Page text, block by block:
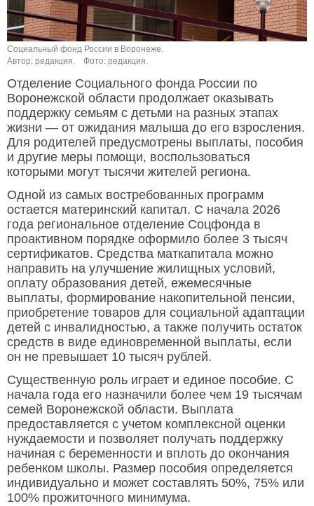
Социальный фонд России в Воронеже.
Автор: редакция.
Фото: редакция.
Отделение Социального фонда России по
Воронежской области продолжает оказывать
поддержку семьям с детьми на разных этапах
жизни — от ожидания малыша до его взросления.
Для родителей предусмотрены выплаты, пособия
и другие меры помощи, воспользоваться
которыми могут тысячи жителей региона.
Одной из самых востребованных программ
остается материнский капитал. С начала 2026
года региональное отделение Соцфонда в
проактивном порядке оформило более 3 тысяч
сертификатов. Средства маткапитала можно
направить на улучшение жилищных условий,
оплату образования детей, ежемесячные
выплаты, формирование накопительной пенсии,
приобретение товаров для социальной адаптации
детей с инвалидностью, а также получить остаток
средств в виде единовременной выплаты, если
он не превышает 10 тысяч рублей.
Существенную роль играет и единое пособие. С
начала года его назначили более чем 19 тысячам
семей Воронежской области. Выплата
предоставляется с учетом комплексной оценки
нуждаемости и позволяет получать поддержку
начиная с беременности и вплоть до окончания
ребенком школы. Размер пособия определяется
индивидуально и может составлять 50%, 75% или
100% прожиточного минимума.